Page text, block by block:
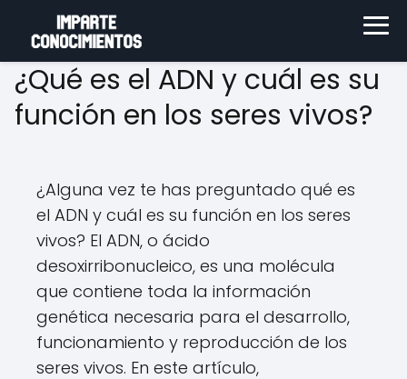
¿Qué es el ADN y cuál es su
función en los seres vivos?
¿Alguna vez te has preguntado qué es
el ADN y cuál es su función en los seres
vivos? El ADN, o ácido
desoxirribonucleico, es una molécula
que contiene toda la información
genética necesaria para el desarrollo,
funcionamiento y reproducción de los
seres vivos. En este artículo,